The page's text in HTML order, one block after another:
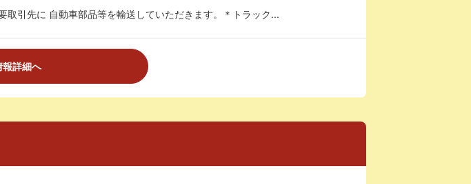
取引先に 自動車部品等を輸送していただきます。＊トラック...
詳細へ